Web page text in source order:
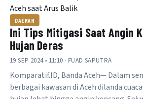
DAERAH
Ini Tips Mitigasi Saat Angin
Hujan Deras
19 SEP 2024 • 11:10 · FUAD SAPUTRA
Komparatif.ID, Banda Aceh— Dalam
berbagai kawasan di Aceh dilanda